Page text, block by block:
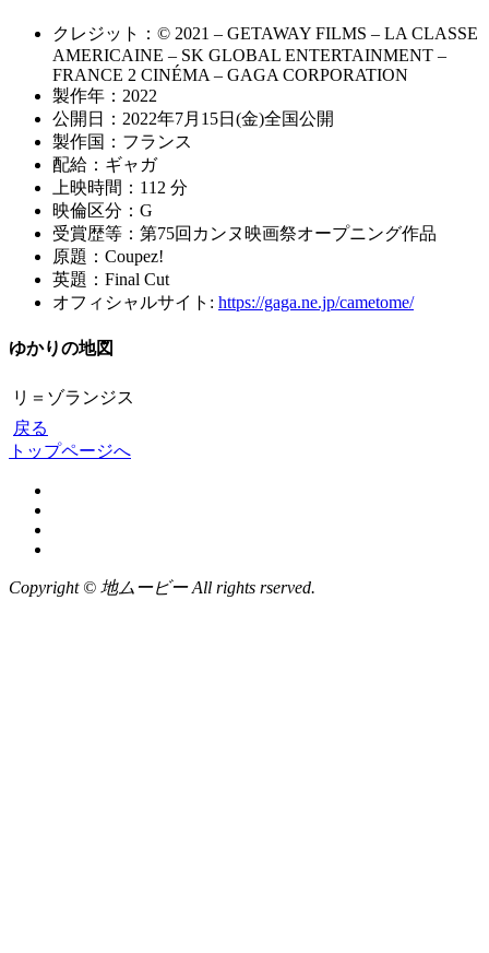
クレジット：© 2021 – GETAWAY FILMS – LA CLASSE
AMERICAINE – SK GLOBAL ENTERTAINMENT –
FRANCE 2 CINÉMA – GAGA CORPORATION
製作年：2022
公開日：2022年7月15日(金)全国公開
製作国：フランス
配給：ギャガ
上映時間：112 分
映倫区分：G
受賞歴等：第75回カンヌ映画祭オープニング作品
原題：Coupez!
英題：Final Cut
オフィシャルサイト: https://gaga.ne.jp/cametome/
ゆかりの地図
リ＝ゾランジス
戻る
トップページへ
Copyright © 地ムービー All rights rserved.